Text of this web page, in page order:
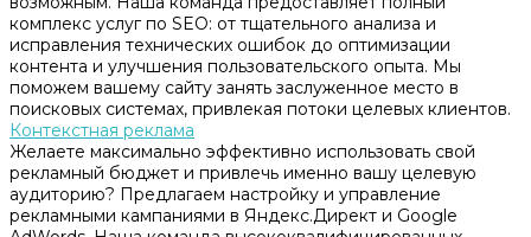
комплекс услуг по SEO: от тщательного анализа и
исправления технических ошибок до оптимизации
контента и улучшения пользовательского опыта. Мы
поможем вашему сайту занять заслуженное место в
поисковых системах, привлекая потоки целевых клиентов.
Контекстная реклама
Желаете максимально эффективно использовать свой
рекламный бюджет и привлечь именно вашу целевую
аудиторию? Предлагаем настройку и управление
рекламными кампаниями в Яндекс.Директ и Google